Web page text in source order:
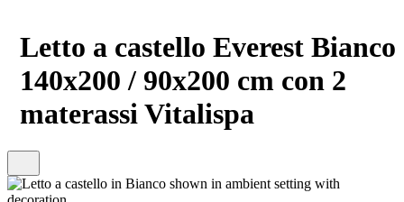
Letto a castello Everest Bianco
140x200 / 90x200 cm con 2
materassi Vitalispa